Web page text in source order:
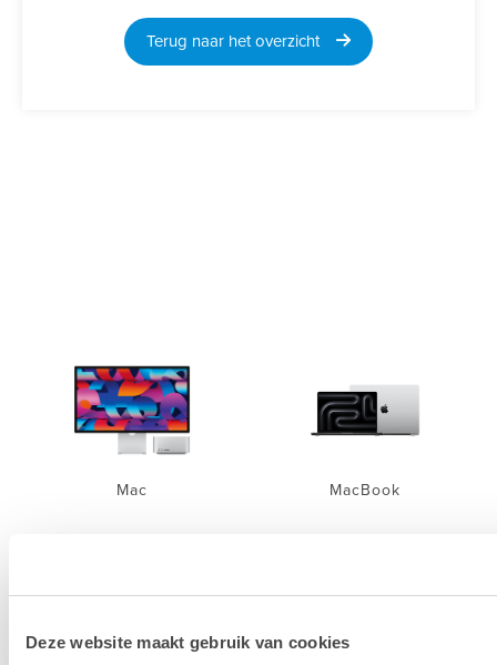
Deze website maakt gebruik van cookies
Terug naar het overzicht
Mac MacBook